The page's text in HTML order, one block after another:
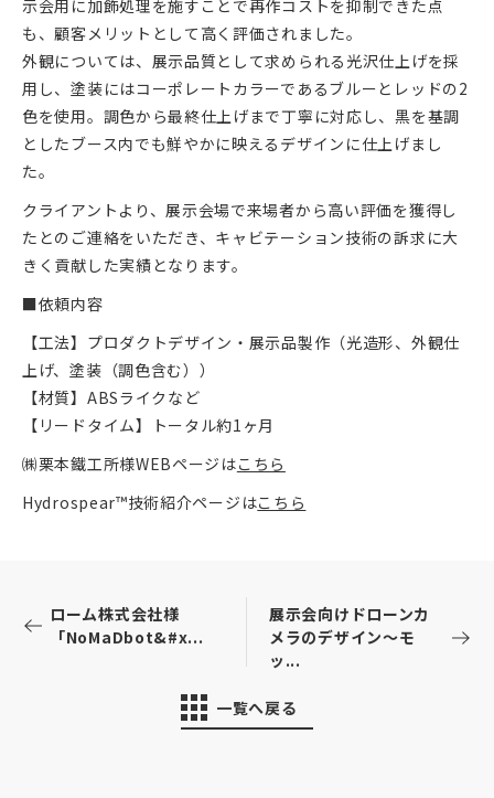
示会用に加飾処理を施すことで再作コストを抑制できた点
も、顧客メリットとして高く評価されました。
外観については、展示品質として求められる光沢仕上げを採
用し、塗装にはコーポレートカラーであるブルーとレッドの2
色を使用。調色から最終仕上げまで丁寧に対応し、黒を基調
としたブース内でも鮮やかに映えるデザインに仕上げまし
た。
クライアントより、展示会場で来場者から高い評価を獲得し
たとのご連絡をいただき、キャビテーション技術の訴求に大
きく貢献した実績となります。
■依頼内容
【工法】プロダクトデザイン・展示品製作（光造形、外観仕
上げ、塗装（調色含む））
【材質】ABSライクなど
【リードタイム】トータル約1ヶ月
㈱栗本鐵工所様WEBページはこちら
Hydrospear™技術紹介ページはこちら
ローム株式会社様
「NoMaDbot&#x...
一覧へ戻る
展示会向けドローンカ
メラのデザイン～モ
ッ...